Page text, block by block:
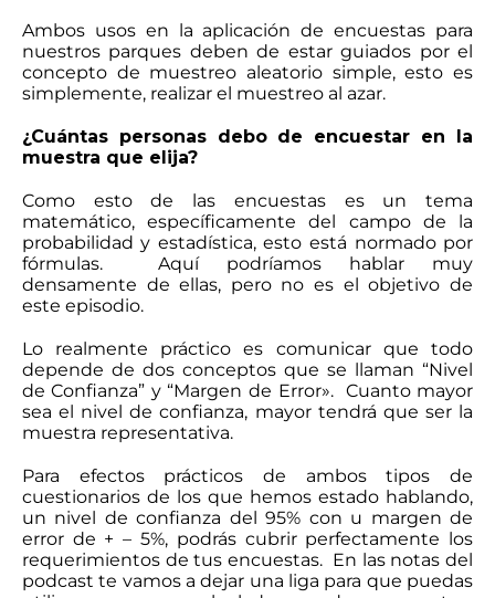
Ambos usos en la aplicación de encuestas para
nuestros parques deben de estar guiados por el
concepto de muestreo aleatorio simple, esto es
simplemente, realizar el muestreo al azar.
¿Cuántas personas debo de encuestar en la
muestra que elija?
Como esto de las encuestas es un tema
matemático, específicamente del campo de la
probabilidad y estadística, esto está normado por
fórmulas. Aquí podríamos hablar muy
densamente de ellas, pero no es el objetivo de
este episodio.
Lo realmente práctico es comunicar que todo
depende de dos conceptos que se llaman “Nivel
de Confianza” y “Margen de Error». Cuanto mayor
sea el nivel de confianza, mayor tendrá que ser la
muestra representativa.
Para efectos prácticos de ambos tipos de
cuestionarios de los que hemos estado hablando,
un nivel de confianza del 95% con u margen de
error de + – 5%, podrás cubrir perfectamente los
requerimientos de tus encuestas. En las notas del
podcast te vamos a dejar una liga para que puedas